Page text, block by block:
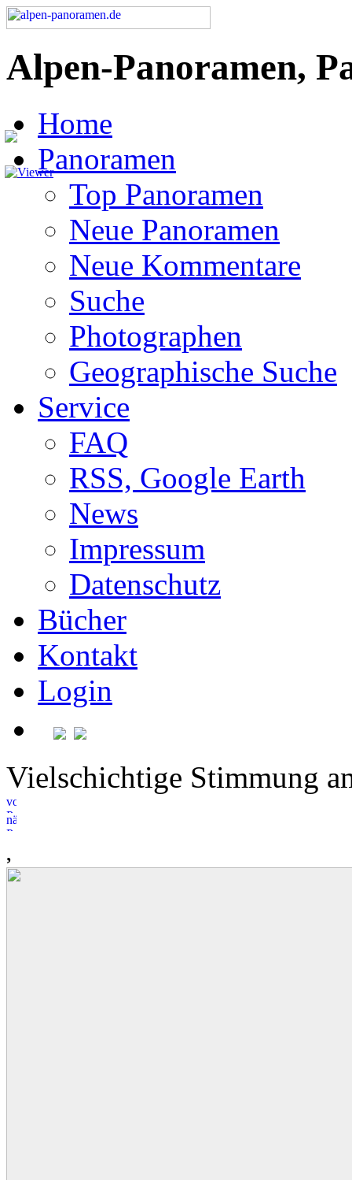
Alpen-Panoramen,
Home
Panoramen
Top Panoramen
Neue Panoramen
Neue Kommentare
Suche
Photographen
Geographische Suche
Service
FAQ
RSS, Google Earth
News
Impressum
Datenschutz
Bücher
Kontakt
Login
Vielschichtige Stimmung